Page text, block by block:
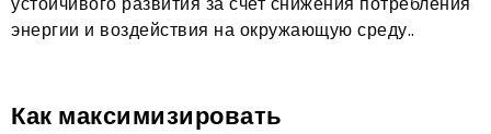
энергии и воздействия на окружающую среду..
Как максимизировать